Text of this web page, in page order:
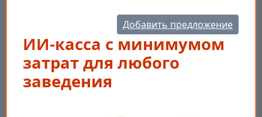
Добавить предложение
ИИ-касса с минимумом
затрат для любого
заведения